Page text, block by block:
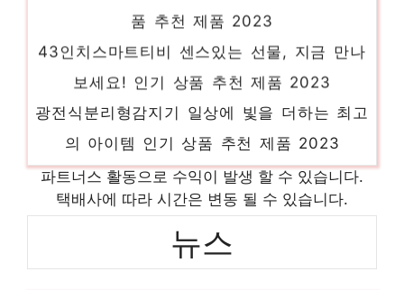
품 추천 제품 2023
43인치스마트티비 센스있는 선물, 지금 만나
보세요! 인기 상품 추천 제품 2023
광전식분리형감지기 일상에 빛을 더하는 최고
의 아이템 인기 상품 추천 제품 2023
루비콘아이프로 일상에 빛을 더하는 최고의
아이템 인기 상품 추천 제품 2023
제품 인기 상품 추천 제품 2023
파트너스 활동으로 수익이 발생 할 수 있습니다.
택배사에 따라 시간은 변동 될 수 있습니다.
뉴스